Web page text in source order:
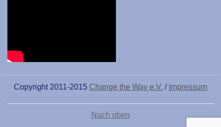
Copyright 2011-2015 Change the Way e.V. / Impressum
Nach oben